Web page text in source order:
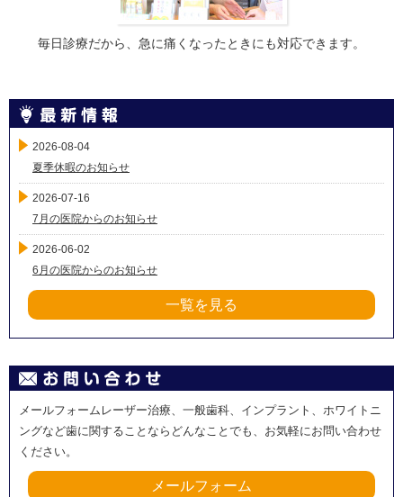
毎日診療だから、急に痛くなったときにも対応できます。
2026-08-04
夏季休暇のお知らせ
2026-07-16
7月の医院からのお知らせ
2026-06-02
6月の医院からのお知らせ
一覧を見る
メールフォームレーザー治療、一般歯科、インプラント、ホワイトニ
ングなど歯に関することならどんなことでも、お気軽にお問い合わせ
ください。
メールフォーム